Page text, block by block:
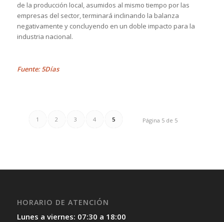
de la producción local, asumidos al mismo tiempo por las
empresas del sector, terminará inclinando la balanza
negativamente y concluyendo en un doble impacto para la
industria nacional.
Fuente: 5Días
Página 5 de 5
1 2 3 4 5
HORARIO DE ATENCIÓN
Lunes a viernes: 07:30 a 18:00